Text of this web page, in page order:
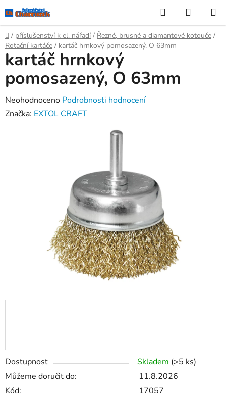
na
obsah
Hledat
KOŠÍK
Domů
/ příslušenství k el. nářadí / Řezné, brusné a diamantové kotouče /
Rotační kartáče / kartáč hrnkový pomosazený, O 63mm
Dostupnost Skladem (>5 ks)
Můžeme doručit do:
11.8.2026
kartáč hrnkový
pomosazený, O 63mm
Průměrné
hodnocení
Neohodnoceno Podrobnosti hodnocení
Značka: EXTOL CRAFT